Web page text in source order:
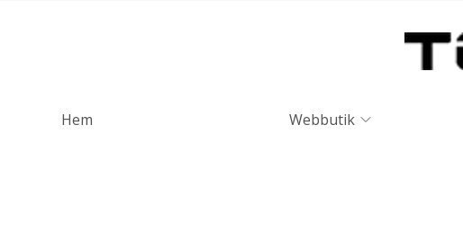
Hem Webbutik